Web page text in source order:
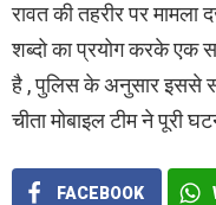
रावत की तहरीर पर मामला
शब्दो का प्रयोग करके एक
है , पुलिस के अनुसार इससे
चीता मोबाइल टीम ने पूरी
FACEBOOK